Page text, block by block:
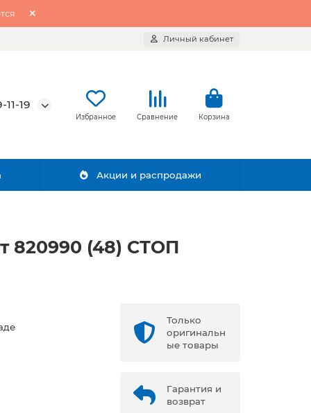
Личный кабинет
11-19
Избранное Сравнение Корзина
Акции и распродажи
820990 (48) СТОП
Только
оригинальн
ые товары
Гарантия и
возврат